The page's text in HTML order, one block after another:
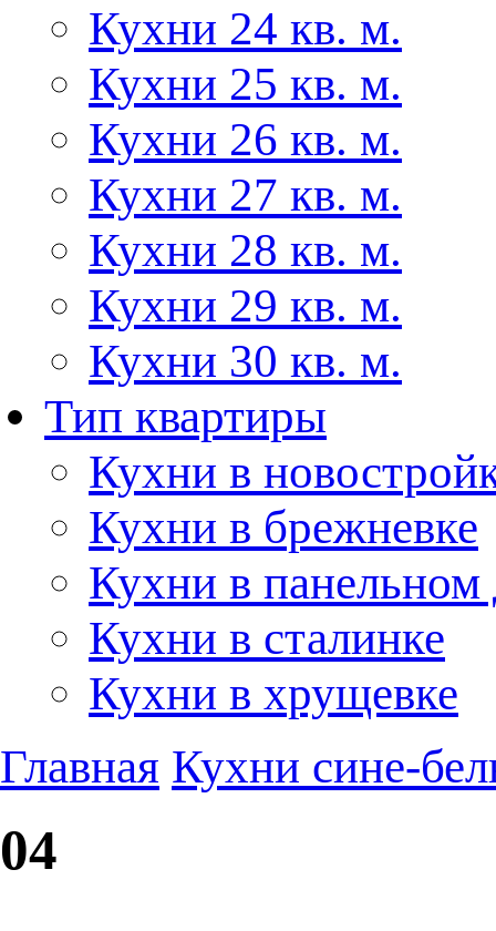
Кухни 24 кв. м.
Кухни 25 кв. м.
Кухни 26 кв. м.
Кухни 27 кв. м.
Кухни 28 кв. м.
Кухни 29 кв. м.
Кухни 30 кв. м.
Тип квартиры
Кухни в
Кухни в брежневке
Кухни в панельном
Кухни в сталинке
Кухни в хрущевке
Главная Кухни сине-
04